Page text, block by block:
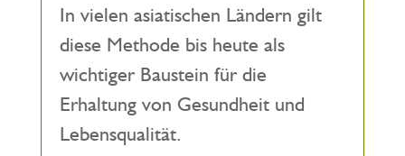
In vielen asiatischen Ländern gilt
diese Methode bis heute als
wichtiger Baustein für die
Erhaltung von Gesundheit und
Lebensqualität.